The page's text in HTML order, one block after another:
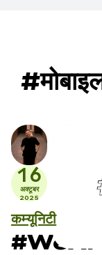
16
अक्टूबर
2025
कम्यूनिटी